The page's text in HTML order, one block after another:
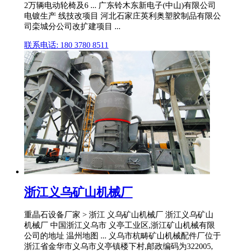
2万辆电动轮椅及6 ... 广东铃木东新电子(中山)有限公司
电镀生产 线技改项目 河北石家庄英利奥塑胶制品有限公
司栾城分公司改扩建项目 ...
联系电话: 180 3780 8511
浙江义乌矿山机械厂
重晶石设备厂家 > 浙江 义乌矿山机械厂 浙江义乌矿山
机械厂 中国浙江义乌市 义亭工业区,浙江矿山机械有限
公司的地址 温州地图 ... 义乌市杭畴矿山机械配件厂位于
浙江省金华市义乌市义亭镇楼下村,邮政编码为322005,